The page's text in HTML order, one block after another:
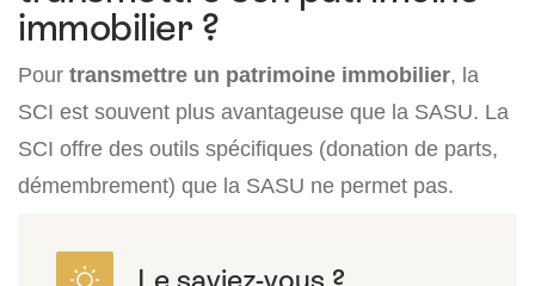
immobilier ?
Pour transmettre un patrimoine immobilier, la
SCI est souvent plus avantageuse que la SASU. La
SCI offre des outils spécifiques (donation de parts,
démembrement) que la SASU ne permet pas.